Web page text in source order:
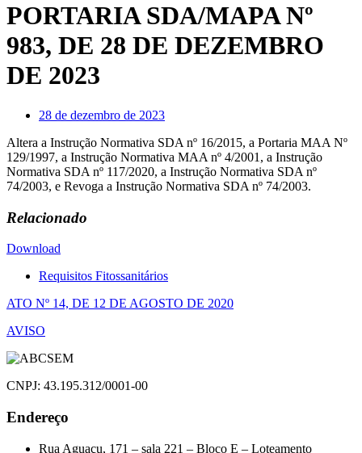
PORTARIA SDA/MAPA Nº
983, DE 28 DE DEZEMBRO
DE 2023
28 de dezembro de 2023
Altera a Instrução Normativa SDA nº 16/2015, a Portaria MAA Nº
129/1997, a Instrução Normativa MAA nº 4/2001, a Instrução
Normativa SDA nº 117/2020, a Instrução Normativa SDA nº
74/2003, e Revoga a Instrução Normativa SDA nº 74/2003.
Relacionado
Download
Requisitos Fitossanitários
Navegação
de
Post
ATO Nº 14, DE 12 DE AGOSTO DE 2020
AVISO
CNPJ: 43.195.312/0001-00
Endereço
Rua Aguaçu, 171 – sala 221 – Bloco E – Loteamento